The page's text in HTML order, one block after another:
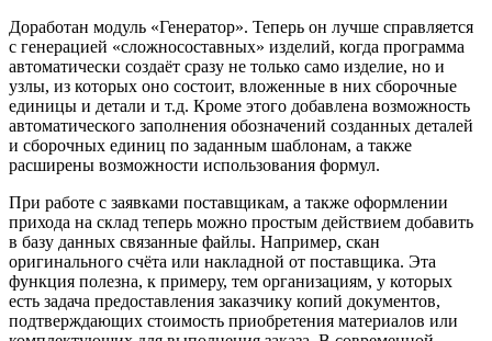
Доработан модуль «Генератор». Теперь он лучше справляется
с генерацией «сложносоставных» изделий, когда программа
автоматически создаёт сразу не только само изделие, но и
узлы, из которых оно состоит, вложенные в них сборочные
единицы и детали и т.д. Кроме этого добавлена возможность
автоматического заполнения обозначений созданных деталей
и сборочных единиц по заданным шаблонам, а также
расширены возможности использования формул.
При работе с заявками поставщикам, а также оформлении
прихода на склад теперь можно простым действием добавить
в базу данных связанные файлы. Например, скан
оригинального счёта или накладной от поставщика. Эта
функция полезна, к примеру, тем организациям, у которых
есть задача предоставления заказчику копий документов,
подтверждающих стоимость приобретения материалов или